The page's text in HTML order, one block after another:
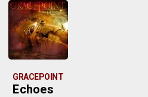
GRACEPOINT
Echoes